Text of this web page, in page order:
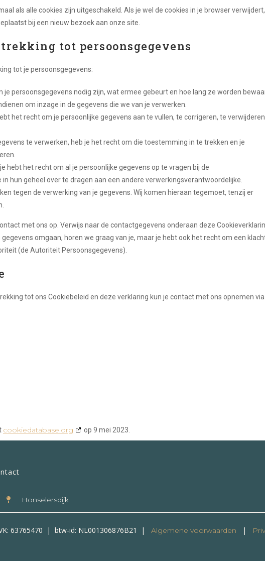
als alle cookies zijn uitgeschakeld. Als je wel de cookies in je browser verwijdert,
bij een nieuw bezoek aan onze site.
tot persoonsgegevens
tot je persoonsgegevens:
persoonsgegevens nodig zijn, wat ermee gebeurt en hoe lang ze worden
om inzage in de gegevens die we van je verwerken.
het recht om je persoonlijke gegevens aan te vullen, te corrigeren, te verwijderen
te verwerken, heb je het recht om die toestemming in te trekken en je
hebt het recht om al je persoonlijke gegevens op te vragen bij de
hun geheel over te dragen aan een andere verwerkingsverantwoordelijke.
tegen de verwerking van je gegevens. Wij komen hieraan tegemoet, tenzij er
met ons op. Verwijs naar de contactgegevens onderaan deze
omgaan, horen we graag van je, maar je hebt ook het recht om een
(de Autoriteit Persoonsgegevens).
tot ons Cookiebeleid en deze verklaring kun je contact met ons opnemen via
cookiedatabase.org op 9 mei 2023.
Honselersdijk
63765470 | btw-id: NL001306876B21 | Algemene voorwaarden |